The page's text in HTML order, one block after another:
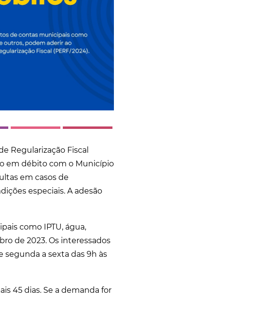
Regularização Fiscal
em débito com o Município
em casos de
especiais. A adesão
como IPTU, água,
de 2023. Os interessados
a sexta das 9h às
45 dias. Se a demanda for